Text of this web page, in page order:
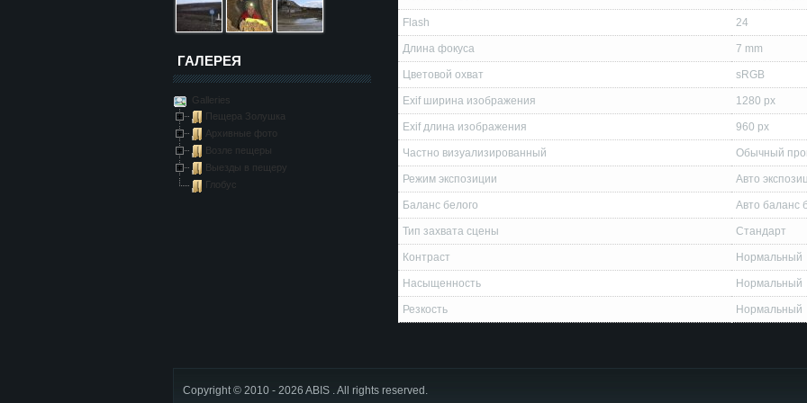
ГАЛЕРЕЯ
Galleries
Пещера Золушка
Архивные фото
Возле пещеры
Выезды в пещеру
Глобус
Flash 24
Длина фокуса 7 mm
Цветовой охват sRGB
Exif ширина изображения 1280 px
Exif длина изображения 960 px
Частно визуализированный Обычный
Режим экспозиции Авто
Баланс белого Авто баланс
Тип захвата сцены Стандарт
Контраст Нормальный
Насыщенность Нормальный
Резкость Нормальный
Copyright © 2010 - 2026 ABIS . All rights reserved.